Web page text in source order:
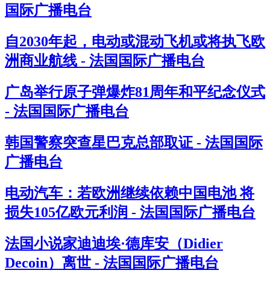
国际广播电台
自2030年起，电动或混动飞机或将执飞欧
洲商业航线 - 法国国际广播电台
广岛举行原子弹爆炸81周年和平纪念仪式
- 法国国际广播电台
韩国警察突查星巴克总部取证 - 法国国际
广播电台
电动汽车：若欧洲继续依赖中国电池 将
损失105亿欧元利润 - 法国国际广播电台
法国小说家迪迪埃·德库安（Didier
Decoin）离世 - 法国国际广播电台